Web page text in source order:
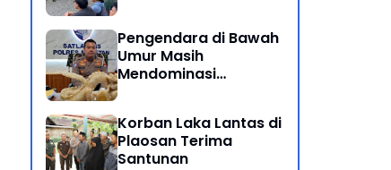
Pengendara di Bawah
Umur Masih
Mendominasi
Korban Laka Lantas di
Plaosan Terima
Santunan